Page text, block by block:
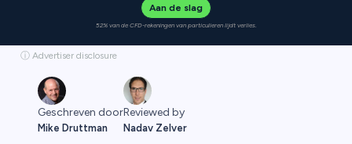
Aan de slag
52% van de CFD-rekeningen van particulieren lijdt verlies.
ⓘ Advertiser disclosure
Geschreven door
Mike Druttman
Reviewed by
Nadav Zelver